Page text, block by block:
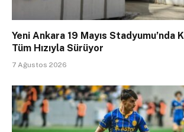
Yeni Ankara 19 Mayıs Stadyumu’nda
Tüm Hızıyla Sürüyor
7 Ağustos 2026